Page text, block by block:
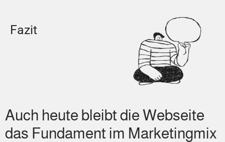
Fazit
Auch heute bleibt die Webseite
das Fundament im Marketingmix